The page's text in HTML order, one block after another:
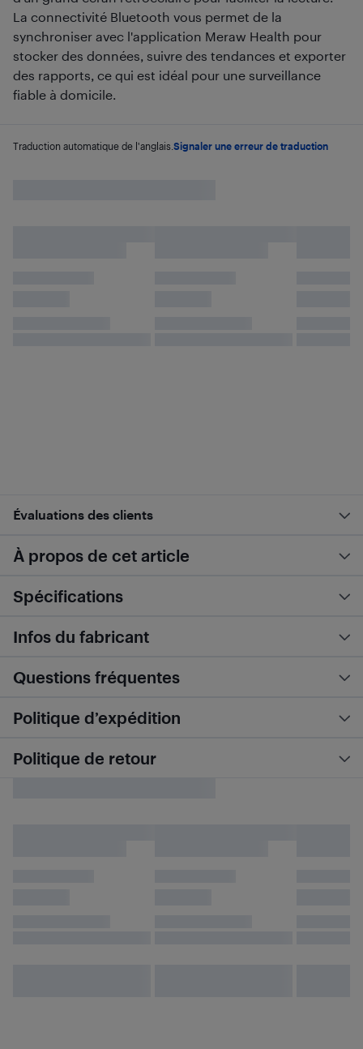
La connectivité Bluetooth vous permet de la
synchroniser avec l'application Meraw Health pour
stocker des données, suivre des tendances et exporter
des rapports, ce qui est idéal pour une surveillance
fiable à domicile.
Traduction automatique de l'anglais. Signaler une erreur de traduction
Évaluations des clients
À propos de cet article
Spécifications
Infos du fabricant
Questions fréquentes
Politique d’expédition
Politique de retour